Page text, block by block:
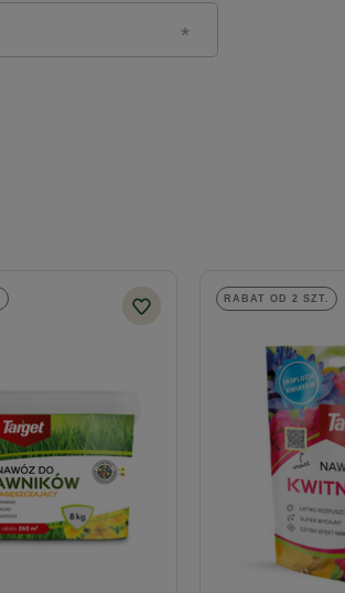
RABAT OD 2 SZT.